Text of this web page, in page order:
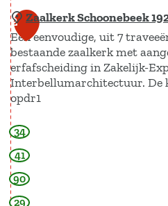
e
a
f
b
e
J
a
-
k
n
i
k
k
e
r
2 Zaalkerk Schoonebeek
Een eenvoudige, uit 7
bestaande zaalkerk met
erfafscheiding in Zakelijk-
Interbellumarchitectuur. De
opdr1
Z
a
a
l
34
41
90
29